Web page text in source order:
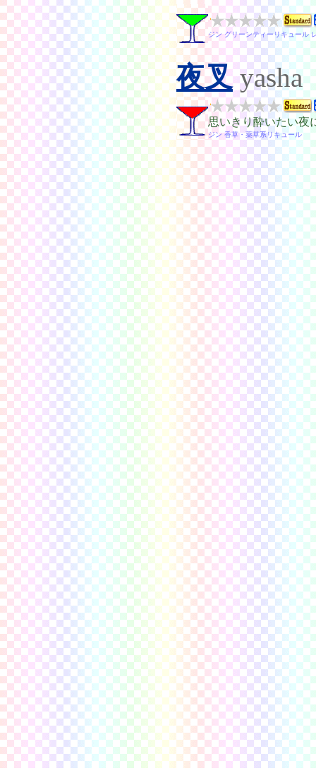
ジン グリーンティーリキュール
夜叉 yasha
思いきり酔いたい夜
ジン 香草・薬草系リキュール